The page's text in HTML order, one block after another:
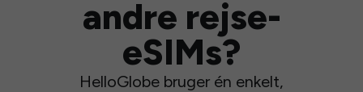
andre rejse-
eSIMs?
HelloGlobe bruger én enkelt,